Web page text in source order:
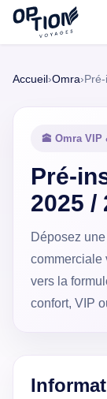
Accueil›Omra›
🕋 Omra VIP
Pré-
2025 /
Déposez
commerciale
vers la
confort, VIP